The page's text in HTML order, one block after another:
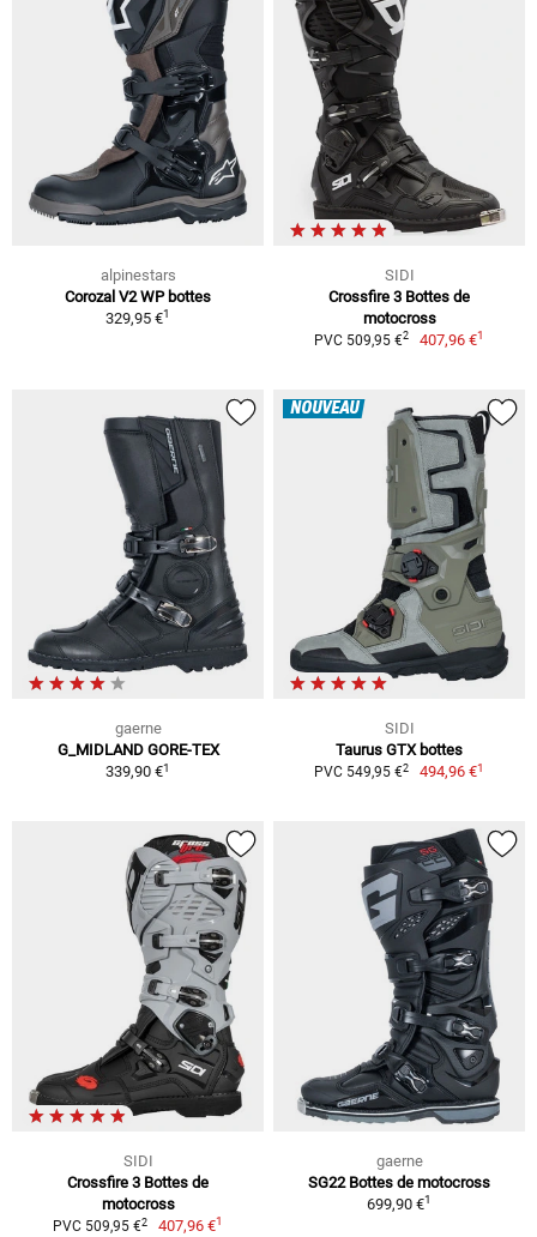
alpinestars
Corozal V2 WP bottes
329,95 €1
SIDI
Crossfire 3 Bottes de
motocross
PVC 509,95 €2 407,96 €1
gaerne
G_MIDLAND GORE-TEX
339,90 €1
NOUVEAU
SIDI
Taurus GTX bottes
PVC 549,95 €2 494,96 €1
SIDI
Crossfire 3 Bottes de
motocross
PVC 509,95 €2 407,96 €1
gaerne
SG22 Bottes de motocross
699,90 €1